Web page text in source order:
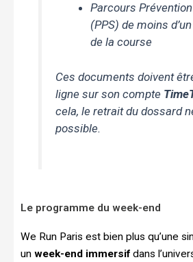
Parcours
(PPS) de moins
de la course
Ces documents doivent
ligne sur son compte
cela, le retrait du dossard
possible.
Le programme du week-end
We Run Paris est bien plus qu’une
un week-end immersif dans